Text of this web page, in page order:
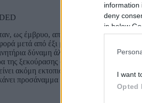
information
deny
in below
I want
Opted
ως έμβρυο, αποφάσισα να ζητήσω
μετά από έξι μήνες που έμαθα να
δύναμη άλλοτε φτερά και
της ξεκούρασης όταν αυτή κουράστηκε
ακόμη εκτοπισμένος από τη θετική
προσάναμμα για το τζάκι του,